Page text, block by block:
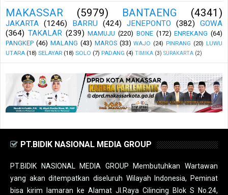
MAKASSAR (5979) BANTAENG (4341)
JAKARTA (1246) BARRU (424) JENEPONTO (382)
GOWA
(364) TAKALAR (239) MAMUJU (220) BONE (172) ENREKANG (64)
PANGKEP (46) MALANG (43) MAROS (33) WAJO (24) PINRANG (20) LUWU
UTARA (18) SELAYAR (18) SOLO (7) PADANG (4) TIMIKA (3) SURAKARTA (2)
PT.BIDIK NASIONAL MEDIA GROUP
PT.BIDIK NASIONAL MEDIA GROUP Membutuhkan Wartawan
yang akan ditempatkan diseluruh Wilayah Indonesia, Peminat
bisa kirim lamaran ke Alamat Jl.Raya Cilincing Blok S No.24,